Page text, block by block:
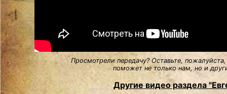
Просмотрели передачу? Оставьте,
поможет не только нам, но и
Другие видео раздела